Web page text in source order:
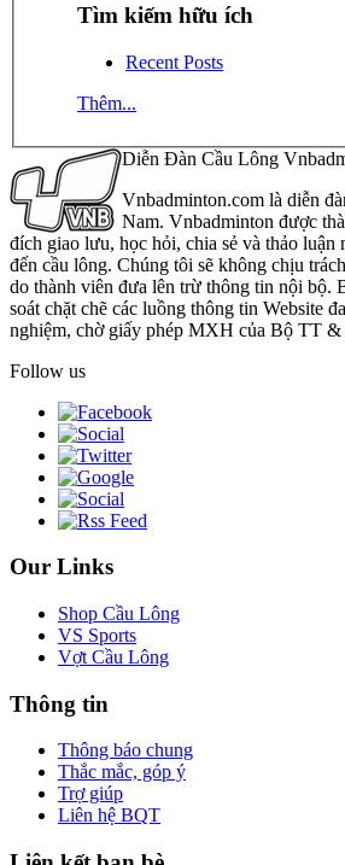
Tìm kiếm hữu ích
Recent Posts
Thêm...
Diễn Đàn Cầu Lông
Vnbadminton.com là diễn
Nam. Vnbadminton được
đích giao lưu, học hỏi, chia sẻ và thảo luận
đến cầu lông. Chúng tôi sẽ không chịu
do thành viên đưa lên trừ thông tin nội bộ.
soát chặt chẽ các luồng thông tin Website
nghiệm, chờ giấy phép MXH của Bộ TT &
Follow us
Our Links
Shop Cầu Lông
VS Sports
Vợt Cầu Lông
Thông tin
Thông báo chung
Thắc mắc, góp ý
Trợ giúp
Liên hệ BQT